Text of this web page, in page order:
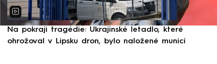
Na pokraji tragédie: Ukrajinské letadlo, které
ohrožoval v Lipsku dron, bylo naložené municí